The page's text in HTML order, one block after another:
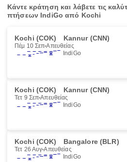
Κάντε κράτηση και λάβετε τις
πτήσεων IndiGo από Kochi
Kochi (COK) Kannur (CNN)
Πέμ 10 Σεπ Απευθείας
IndiGo
Kochi (COK) Kannur (CNN)
Τετ 9 Σεπ Απευθείας
IndiGo
Kochi (COK) Bangalore (BLR)
Τετ 26 Αυγ Απευθείας
IndiGo